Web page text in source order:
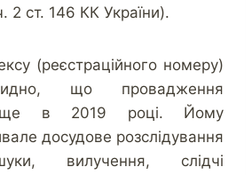
2 ст. 146 КК України).
(реєстраційного номеру)
що провадження
ще в 2019 році. Йому
досудове розслідування
вилучення, слідчі